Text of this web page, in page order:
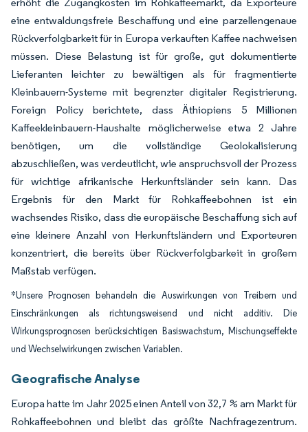
eine entwaldungsfreie Beschaffung und eine parzellengenaue
Rückverfolgbarkeit für in Europa verkauften Kaffee nachweisen
müssen. Diese Belastung ist für große, gut dokumentierte
Lieferanten leichter zu bewältigen als für fragmentierte
Kleinbauern-Systeme mit begrenzter digitaler Registrierung.
Foreign Policy berichtete, dass Äthiopiens 5 Millionen
Kaffeekleinbauern-Haushalte möglicherweise etwa 2 Jahre
benötigen, um die vollständige Geolokalisierung
abzuschließen, was verdeutlicht, wie anspruchsvoll der Prozess
für wichtige afrikanische Herkunftsländer sein kann. Das
Ergebnis für den Markt für Rohkaffeebohnen ist ein
wachsendes Risiko, dass die europäische Beschaffung sich auf
eine kleinere Anzahl von Herkunftsländern und Exporteuren
konzentriert, die bereits über Rückverfolgbarkeit in großem
Maßstab verfügen.
*Unsere Prognosen behandeln die Auswirkungen von Treibern und
Einschränkungen als richtungsweisend und nicht additiv. Die
Wirkungsprognosen berücksichtigen Basiswachstum, Mischungseffekte
und Wechselwirkungen zwischen Variablen.
Geografische Analyse
Europa hatte im Jahr 2025 einen Anteil von 32,7 % am Markt für
Rohkaffeebohnen und bleibt das größte Nachfragezentrum.